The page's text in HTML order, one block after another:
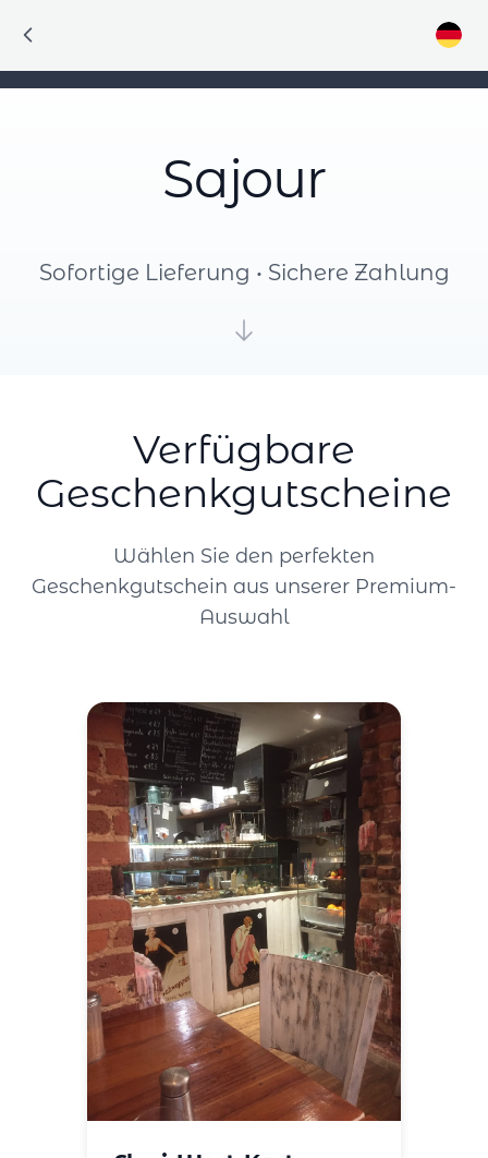
Sajour
Sofortige Lieferung • Sichere Zahlung
Verfügbare
Geschenkgutscheine
Wählen Sie den perfekten
Geschenkgutschein aus unserer Premium-
Auswahl